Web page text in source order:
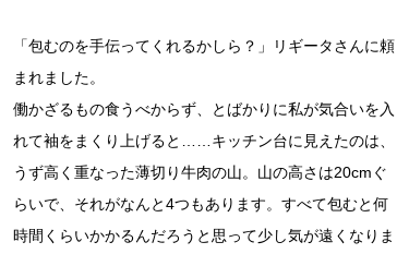
「包むのを手伝ってくれるかしら？」リギータさんに頼
まれました。
働かざるもの食うべからず、とばかりに私が気合いを入
れて袖をまくり上げると……キッチン台に見えたのは、
うず高く重なった薄切り牛肉の山。山の高さは20cmぐ
らいで、それがなんと4つもあります。すべて包むと何
時間くらいかかるんだろうと思って少し気が遠くなりま